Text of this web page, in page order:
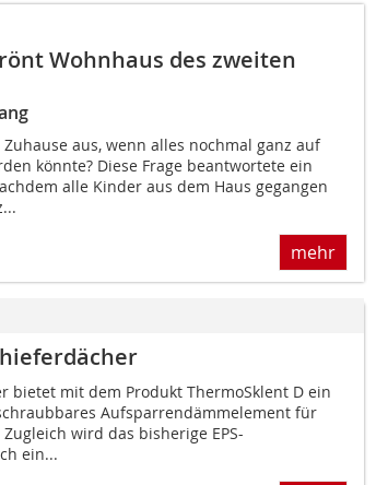
Wohnhaus des zweiten
aus, wenn alles nochmal ganz auf
könnte? Diese Frage beantwortete ein
alle Kinder aus dem Haus gegangen
mehr
bietet mit dem Produkt ThermoSklent D ein
Aufsparrendämmelement für
wird das bisherige EPS-
ein...